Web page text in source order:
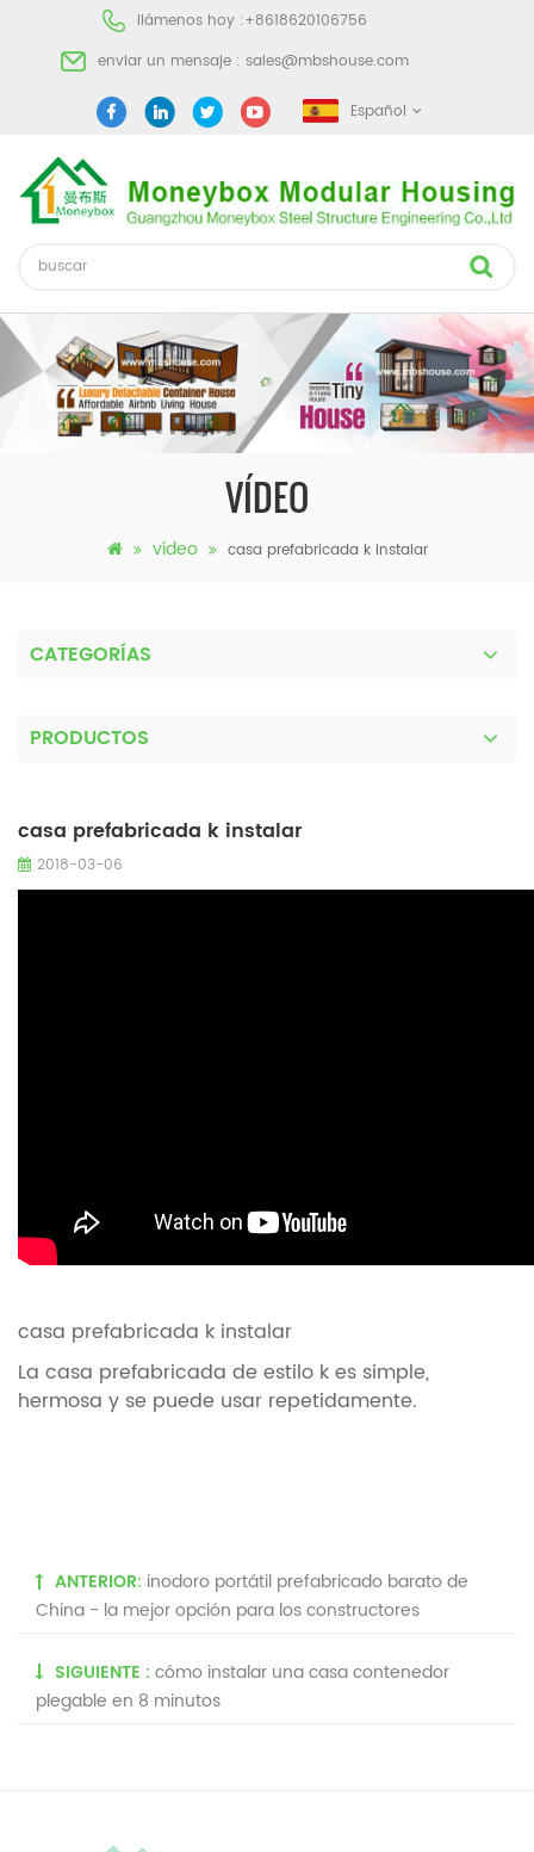
llámenos hoy :+8618620106756
enviar un mensaje : sales@mbshouse.com
Español
VÍDEO
vídeo casa prefabricada k instalar
CATEGORÍAS
PRODUCTOS
casa prefabricada k instalar
2018-03-06
casa prefabricada k instalar
La casa prefabricada de estilo k es simple,
hermosa y se puede usar repetidamente.
ANTERIOR: inodoro portátil prefabricado barato de
China - la mejor opción para los constructores
SIGUIENTE :cómo instalar una casa contenedor
plegable en 8 minutos